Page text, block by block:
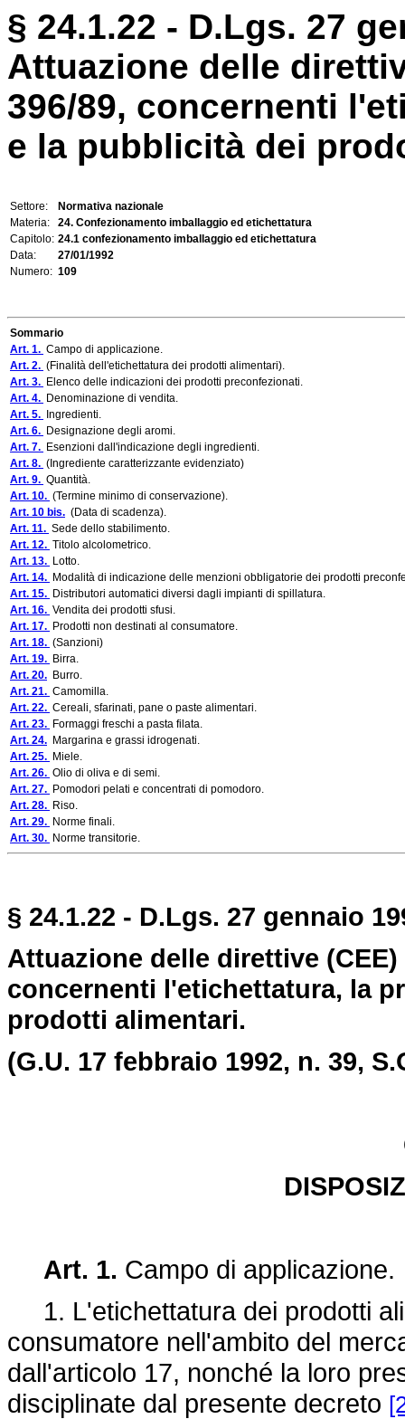
§ 24.1.22 - D.Lgs. 27
Attuazione delle
396/89, concernenti
e la pubblicità dei
Settore:
Normativa nazionale
Materia:
24. Confezionamento imballaggio ed etichettatura
Capitolo: 24.1 confezionamento imballaggio ed etichettatura
Data:
27/01/1992
Numero: 109
Sommario
Art. 1. Campo di applicazione.
Art. 2. (Finalità dell'etichettatura dei prodotti alimentari).
Art. 3. Elenco delle indicazioni dei prodotti preconfezionati.
Art. 4. Denominazione di vendita.
Art. 5.
Ingredienti.
Art. 6. Designazione degli aromi.
Art. 7. Esenzioni dall'indicazione degli ingredienti.
Art. 8. (Ingrediente caratterizzante evidenziato)
Art. 9. Quantità.
Art. 10. (Termine minimo di conservazione).
Art. 10 bis. (Data di scadenza).
Art. 11. Sede dello stabilimento.
Art. 12. Titolo alcolometrico.
Art. 13. Lotto.
Art. 14. Modalità di indicazione delle menzioni obbligatorie dei prodotti
Art. 15. Distributori automatici diversi dagli impianti di spillatura.
Art. 16. Vendita dei prodotti sfusi.
Art. 17. Prodotti non destinati al consumatore.
Art. 18. (Sanzioni)
Art. 19. Birra.
Art. 20. Burro.
Art. 21. Camomilla.
Art. 22. Cereali, sfarinati, pane o paste alimentari.
Art. 23. Formaggi freschi a pasta filata.
Art. 24. Margarina e grassi idrogenati.
Art. 25. Miele.
Art. 26. Olio di oliva e di semi.
Art. 27. Pomodori pelati e concentrati di pomodoro.
Art. 28. Riso.
Art. 29. Norme finali.
Art. 30. Norme transitorie.
§ 24.1.22 - D.Lgs. 27 gennaio
Attuazione delle direttive (CEE)
concernenti l'etichettatura, la
prodotti alimentari.
(G.U. 17 febbraio 1992, n. 39,
Art. 1. Campo di applicazione.
1. L'etichettatura dei prodotti
consumatore nell'ambito del
dall'articolo 17, nonché la loro
disciplinate dal presente decreto